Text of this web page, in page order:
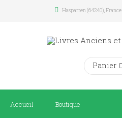
Hasparren (64240), France
Panier
Accueil Boutique